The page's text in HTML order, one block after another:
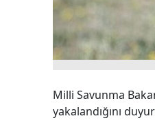
Milli Savunma
yakalandığını